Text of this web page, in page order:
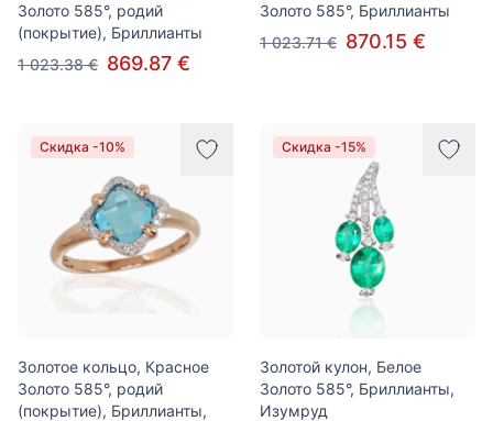
Золото 585°, родий
(покрытие), Бриллианты
1 023.38 € 869.87 €
Золото 585°, Бриллианты
1 023.71 € 870.15 €
Скидка -10%
Золотое кольцо, Красное
Золото 585°, родий
(покрытие), Бриллианты,
Скидка -15%
Золотой кулон, Белое
Золото 585°, Бриллианты,
Изумруд